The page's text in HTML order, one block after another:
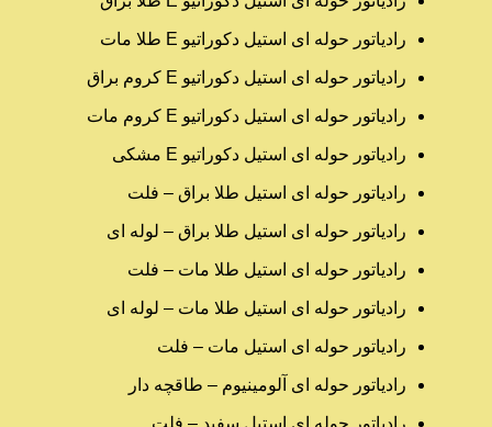
رادیاتور حوله ای استیل دکوراتیو E طلا مات
رادیاتور حوله ای استیل دکوراتیو E کروم براق
رادیاتور حوله ای استیل دکوراتیو E کروم مات
رادیاتور حوله ای استیل دکوراتیو E مشکی
رادیاتور حوله ای استیل طلا براق – فلت
رادیاتور حوله ای استیل طلا براق – لوله ای
رادیاتور حوله ای استیل طلا مات – فلت
رادیاتور حوله ای استیل طلا مات – لوله ای
رادیاتور حوله ای استیل مات – فلت
رادیاتور حوله ای آلومینیوم – طاقچه دار
رادیاتور حوله ای استیل سفید – فلت